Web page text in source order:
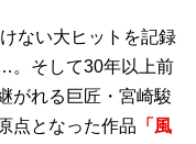
ない大ヒットを記録
。そして30年以上前
がれる巨匠・宮崎駿
点となった作品 「風